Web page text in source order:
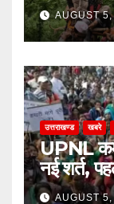
पालकी में
AUGUST
उत्तराखण्ड खबरे
UPNL
नई शर्त,
बवालAUGUST